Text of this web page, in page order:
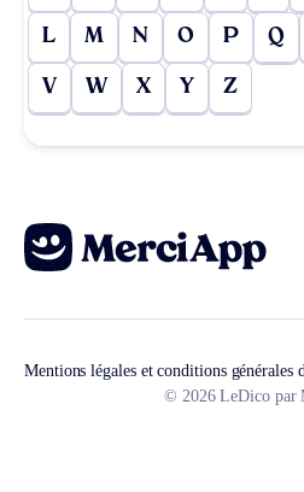
L M N O P Q
V W X Y Z
Mentions légales et conditions générales
© 2026 LeDico par